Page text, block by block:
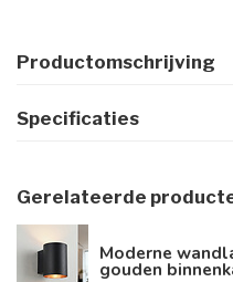
Productomschrijving
Specificaties
Gerelateerde
Moderne
gouden